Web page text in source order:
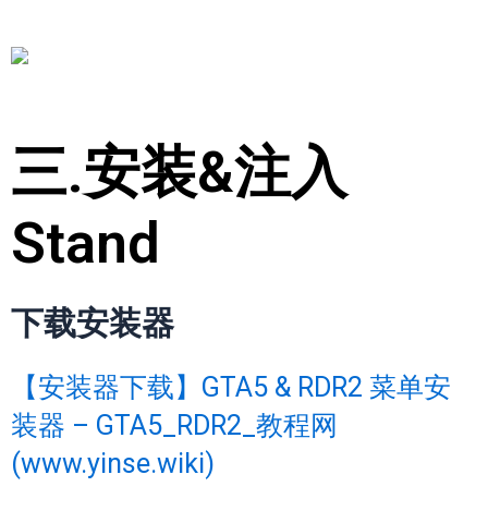
三.安装&注入
Stand
下载安装器
【安装器下载】GTA5 & RDR2 菜单安
装器 – GTA5_RDR2_教程网
(www.yinse.wiki)